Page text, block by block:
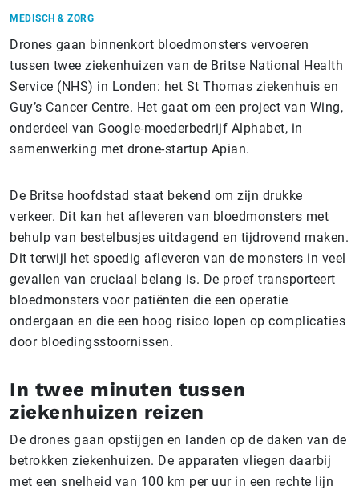
MEDISCH & ZORG
Drones gaan binnenkort bloedmonsters vervoeren
tussen twee ziekenhuizen van de Britse National Health
Service (NHS) in Londen: het St Thomas ziekenhuis en
Guy’s Cancer Centre. Het gaat om een project van Wing,
onderdeel van Google-moederbedrijf Alphabet, in
samenwerking met drone-startup Apian.
De Britse hoofdstad staat bekend om zijn drukke
verkeer. Dit kan het afleveren van bloedmonsters met
behulp van bestelbusjes uitdagend en tijdrovend maken.
Dit terwijl het spoedig afleveren van de monsters in veel
gevallen van cruciaal belang is. De proef transporteert
bloedmonsters voor patiënten die een operatie
ondergaan en die een hoog risico lopen op complicaties
door bloedingsstoornissen.
In twee minuten tussen
ziekenhuizen reizen
De drones gaan opstijgen en landen op de daken van de
betrokken ziekenhuizen. De apparaten vliegen daarbij
met een snelheid van 100 km per uur in een rechte lijn